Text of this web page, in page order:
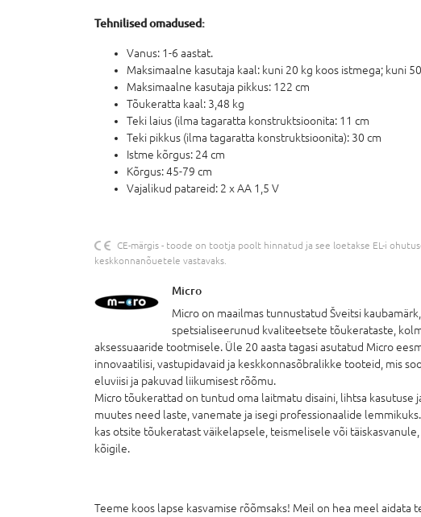
Tehnilised omadused:
Vanus: 1-6 aastat.
Maksimaalne kasutaja kaal: kuni 20 kg koos istmega; kuni
Maksimaalne kasutaja pikkus: 122 cm
Tõukeratta kaal: 3,48 kg
Teki laius (ilma tagaratta konstruktsioonita: 11 cm
Teki pikkus (ilma tagaratta konstruktsioonita): 30 cm
Istme kõrgus: 24 cm
Kõrgus: 45-79 cm
Vajalikud patareid: 2 x AA 1,5 V
CE-märgis - toode on tootja poolt hinnatud ja see loetakse EL-i
keskkonnanõuetele vastavaks.
Micro
Micro on maailmas tunnustatud Šveitsi
spetsialiseerunud kvaliteetsete tõukerataste,
aksessuaaride tootmisele. Üle 20 aasta tagasi asutatud Micro
innovaatilisi, vastupidavaid ja keskkonnasõbralikke tooteid, mis
eluviisi ja pakuvad liikumisest rõõmu.
Micro tõukerattad on tuntud oma laitmatu disaini, lihtsa kasutuse
muutes need laste, vanemate ja isegi professionaalide
kas otsite tõukeratast väikelapsele, teismelisele või
kõigile.
Teeme koos lapse kasvamise rõõmsaks! Meil on hea meel aidata